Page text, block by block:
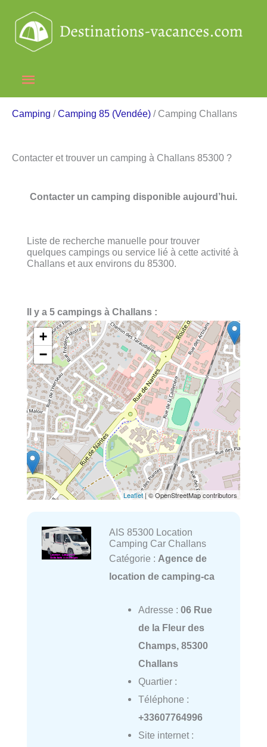
contenu
Menu
principal
Camping /Camping 85 (Vendée) / Camping Challans
Contacter et trouver un camping à Challans 85300 ?
Contacter un camping disponible aujourd’hui.
Liste de recherche manuelle pour trouver
quelques campings ou service lié à cette activité à
Challans et aux environs du 85300.
Il y a 5 campings à Challans :
+
−
Leaflet| © OpenStreetMap contributors
AIS 85300 Location
Camping Car Challans
Catégorie : Agence de
location de camping-ca
Adresse : 06 Rue
de la Fleur des
Champs, 85300
Challans
Quartier :
Téléphone :
+33607764996
Site internet :